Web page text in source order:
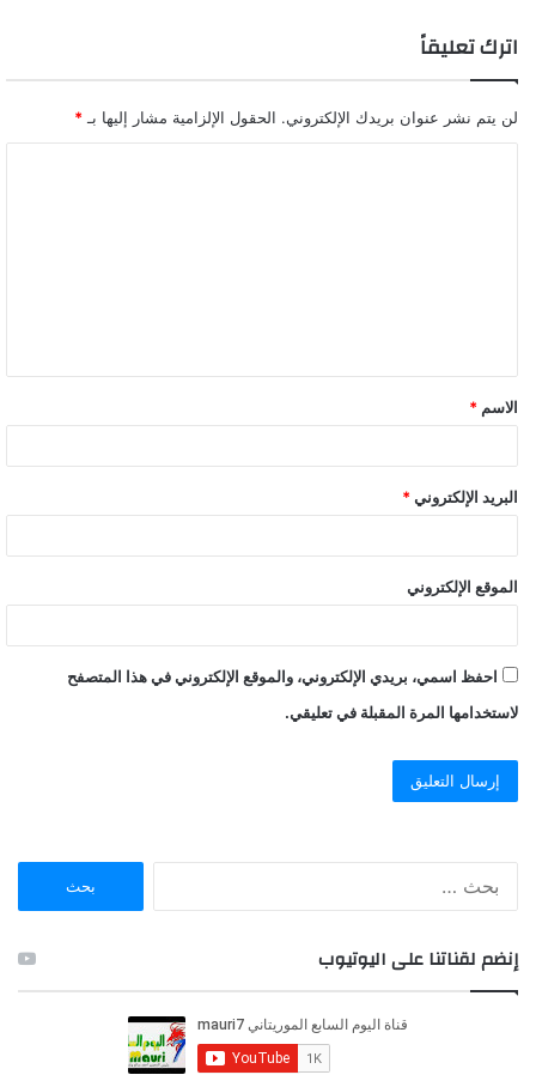
اترك تعليقاً
لن يتم نشر عنوان بريدك الإلكتروني. الحقول الإلزامية مشار إليها بـ *
ق
*
الاسم *
البريد الإلكتروني *
الموقع الإلكتروني
احفظ اسمي، بريدي الإلكتروني، والموقع الإلكتروني في هذا المتصفح
لاستخدامها المرة المقبلة في تعليقي.
ن
:
إنضم لقناتنا على اليوتيوب